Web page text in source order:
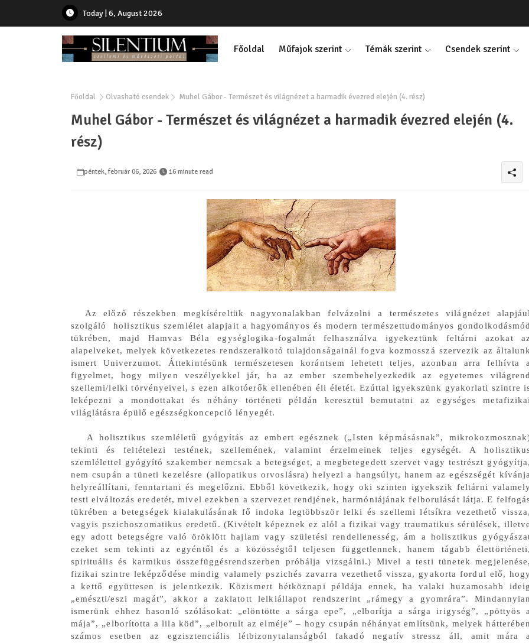
Today | 6, August 2026
Főoldal Műfajok szerint Témák szerint Csendek szerint
Főoldal Olvasható csendek Muhel Gábor - Természet és világnézet a harmadik évezred elején (4. rész)
Muhel Gábor - Természet és világnézet a harmadik évezred elején (4.
rész)
péntek, február 06, 2026 16 minute read
Az előző részekben megkíséreltük nagyvonalakban felvázolni a természetes világnézet
szolgáló holisztikus szemlélet alapjait a hagyományos és modern természettudományos gondolkodásmód
tükrében, majd Hamvas Béla egységlogika-fogalmát felhasználva igyekeztünk feltárni azokat
alapelveket, melyek következetes rendszeralkotó tulajdonságainál fogva kozmosszá szervezik az
ismert Univerzumot. Áttekintésünk természetesen korántsem lehetett teljes, azonban arra felhívta
figyelmet, hogy milyen veszélyekkel jár, ha az ember szembehelyezkedik az egyetemes világrend
szellemi/lelki törvényeivel, s ezen alkotóerők ellenében éli életét. Ezúttal igyekszünk gyakorlati szintre
leképezni a mondottakat és néhány történeti példán keresztül bemutatni az egységes
világlátásra épülő egészségkoncepció lényegét.
A holisztikus szemléletű gyógyítás az embert egésznek („Isten képmásásnak”,
tekinti és feltételezi testének, szellemének, valamint érzelmeinek teljes egységét. A
szemlélettel gyógyító szakember nemcsak a betegséget, a megbetegedett szervet vagy testrészt gyógyítja,
nem csupán a tüneti kezelésre (allopatikus orvoslásra) helyezi a hangsúlyt, hanem az egészségét
helyreállítani, fenntartani és megelőzni. Ebből következik, hogy oki szinten igyekszik feltárni
testi elváltozás eredetét, mivel ezekben a szervezet rendjének, harmóniájának felborulását látja. E
tükrében a betegségek kialakulásának fő indoka legtöbbször lelki és szellemi létsíkra vezethető vissza,
vagyis pszichoszomatikus eredetű. (Kivételt képeznek ez alól a fizikai vagy traumatikus sérülések, illetve
egy adott betegségre való öröklött hajlam vagy születési rendellenesség, ám a holisztikus
ezeket sem tekinti az egyéntől és a közösségtől teljesen függetlennek, hanem tágabb élettörténeti,
spirituális és karmikus összefüggésrendszerben próbálja vizsgálni.) Mivel a testi tünetek megjelenése,
fizikai szintre leképződése mindig valamely pszichés zavarra vezethető vissza, gyakorta fordul elő,
a kettő együttesen is jelentkezik. Közismert hétköznapi példája ennek, ha valaki huzamosabb ideig
„emészti/eszi magát”, akkor a zaklatott lelkiállapot rendszerint „rámegy a gyomrára”. Mindannyian
ismerünk ehhez hasonló szólásokat: „elöntötte a sárga epe”, „elborítja a sárga irigység”, „pöttyös
mája”, „elborította a lila köd”, „elborult az elméje” – hogy csupán néhányat említsünk, melyek hátterében
számos esetben az egzisztenciális létbizonytalanságból fakadó negatív stressz áll, amit mára
Jusztin-Horváth Dorottya:
Vesszőhiba
Vitos Irén: Neon Ur Attila: Nihil